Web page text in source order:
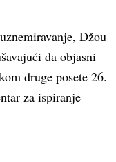
Džou
da objasni
druge posete 26.
za ispiranje